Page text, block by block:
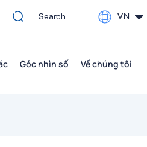
VN
Góc nhìn số Về chúng tôi